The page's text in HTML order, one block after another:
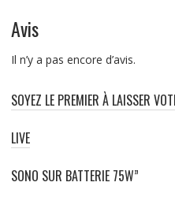
Avis
Il n’y a pas encore d’avis.
SOYEZ LE PREMIER À LAISSER
LIVE
SONO SUR BATTERIE 75W”